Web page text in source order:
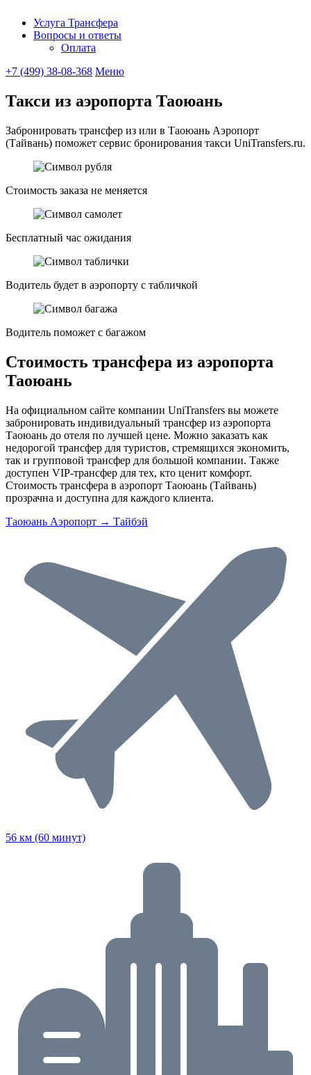
Услуга Трансфера
Вопросы и ответы
Оплата
+7 (499) 38-08-368 Меню
Такси из аэропорта Таоюань
Забронировать трансфер из или в Таоюань Аэропорт
(Тайвань) поможет сервис бронирования такси UniTransfers.ru.
Стоимость заказа не меняется
Бесплатный час ожидания
Водитель будет в аэропорту с табличкой
Водитель поможет с багажом
Стоимость трансфера из аэропорта
Таоюань
На официальном сайте компании UniTransfers вы можете
забронировать индивидуальный трансфер из аэропорта
Таоюань до отеля по лучшей цене. Можно заказать как
недорогой трансфер для туристов, стремящихся экономить,
так и групповой трансфер для большой компании. Также
доступен VIP-трансфер для тех, кто ценит комфорт.
Стоимость трансфера в аэропорт Таоюань (Тайвань)
прозрачна и доступна для каждого клиента.
Таоюань Аэропорт → Тайбэй
56 км (60 минут)